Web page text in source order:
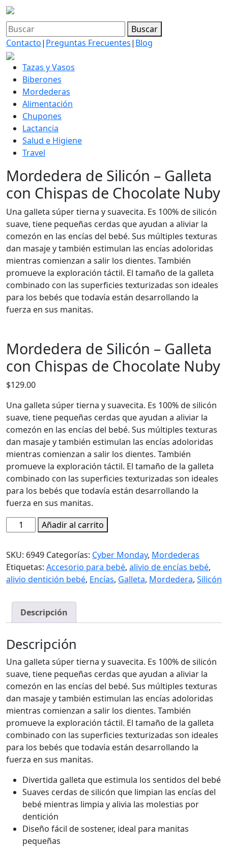
Buscar
por:
Buscar
Contacto| Preguntas Frecuentes| Blog
Tazas y Vasos
Biberones
Mordederas
Alimentación
Chupones
Lactancia
Salud e Higiene
Travel
Mordedera de Silicón – Galleta
con Chispas de Chocolate Nuby
Una galleta súper tierna y suavecita. Es 100% de silicón
suave, tiene pequeñas cerdas que ayudan a aliviar la
comezón en las encías del bebé. Sus múltiples texturas
dan masaje y también estimulan las encías adoloridas
mientras comienzan a salir los dientes. También
promueve la exploración táctil. El tamaño de la galleta
combinado con las superficies texturizadas son ideales
para los bebés que todavía están desarrollando la
fuerza en sus manitas.
Mordedera de Silicón – Galleta
con Chispas de Chocolate Nuby
$129.00
Una galleta súper tierna y suavecita. Es 100% de silicón
suave, tiene pequeñas cerdas que ayudan a aliviar la
comezón en las encías del bebé. Sus múltiples texturas
dan masaje y también estimulan las encías adoloridas
mientras comienzan a salir los dientes. También
promueve la exploración táctil. El tamaño de la galleta
combinado con las superficies texturizadas son ideales
para los bebés que todavía están desarrollando la
fuerza en sus manitas.
Mordedera
de
-
Galleta
con
Chocolate
cantidad
Añadir al carrito
SKU: 6949 Categorías: Cyber Monday, Mordederas
Etiquetas: Accesorio para bebé, alivio de encías bebé,
alivio dentición bebé, Encías, Galleta, Mordedera, Silicón
Descripción
Descripción
Una galleta súper tierna y suavecita. Es 100% de silicón
suave, tiene pequeñas cerdas que ayudan a aliviar la
comezón en las encías del bebé. Sus múltiples texturas
dan masaje y también estimulan las encías adoloridas
mientras comienzan a salir los dientes. También
promueve la exploración táctil. El tamaño de la galleta
combinado con las superficies texturizadas son ideales
para los bebés que todavía están desarrollando la
fuerza en sus manitas.
Divertida galleta que estimula los sentidos del bebé
Suaves cerdas de silicón que limpian las encías del
bebé mientras limpia y alivia las molestias por
dentición
Diseño fácil de sostener, ideal para manitas
pequeñas